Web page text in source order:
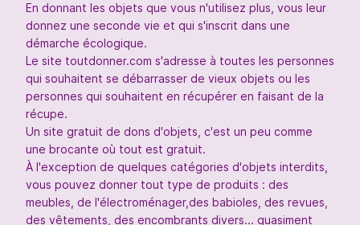
En donnant les objets que vous n'utilisez plus, vous leur
donnez une seconde vie et qui s'inscrit dans une
démarche écologique.
Le site toutdonner.com s'adresse à toutes les personnes
qui souhaitent se débarrasser de vieux objets ou les
personnes qui souhaitent en récupérer en faisant de la
récupe.
Un site gratuit de dons d'objets, c'est un peu comme
une brocante où tout est gratuit.
À l'exception de quelques catégories d'objets interdits,
vous pouvez donner tout type de produits : des
meubles, de l'électroménager,des babioles, des revues,
des vêtements, des encombrants divers... quasiment